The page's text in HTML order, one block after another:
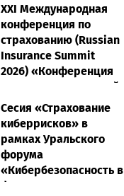
XXI Международная
конференция по
страхованию (Russian
Insurance Summit
2026) «Конференция
ВСС-2026: Культурный
код страхования/
Человеческий
фактор»
28.05.2026
Сесия «Страхование
киберрисков» в
рамках Уральского
форума
«Кибербезопасность в
финансах» 2026